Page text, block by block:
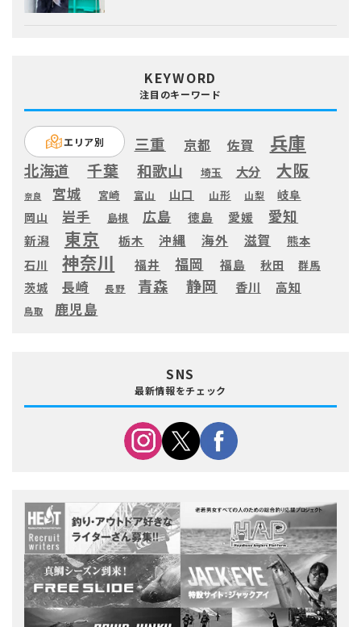
KEYWORD
注目のキーワード
エリア別 三重 京都 佐賀 兵庫
北海道 千葉 和歌山 埼玉 大分 大阪
奈良 宮城 宮崎 富山 山口 山形 山梨
岐阜
岡山
岩手 島根 広島 徳島 愛媛 愛知
新潟 東京 栃木 沖縄 海外 滋賀
熊本
石川
神奈川 福井 福岡 福島 秋田 群馬
茨城 長崎 長野 青森 静岡 香川 高知
鳥取 鹿児島
SNS
最新情報をチェック